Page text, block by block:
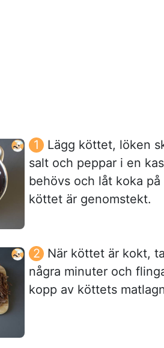
Lägg köttet, löken
salt och peppar i en
behövs och låt koka
köttet är genomstekt.
När köttet är kokt,
några minuter och
kopp av köttets